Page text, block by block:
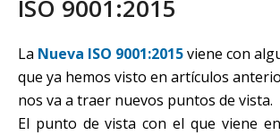
ISO 9001:2015
La Nueva ISO 9001:2015viene con
que ya hemos visto en artículos
nos va a traer nuevos puntos de vista.
El punto de vista con el que viene